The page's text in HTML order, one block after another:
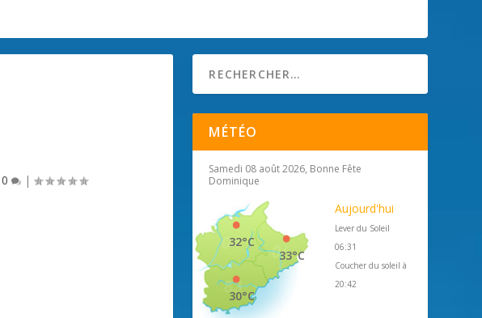
0 |
MÉTÉO
Samedi 08 août 2026, Bonne Fête
Dominique
33°C
32°C
30°C
Aujourd'hui
Lever du Soleil
06:31
Coucher du soleil à
20:42